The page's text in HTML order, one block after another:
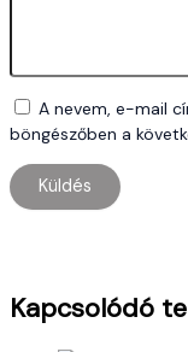
A nevem, e-mail
böngészőben a
Kapcsolódó